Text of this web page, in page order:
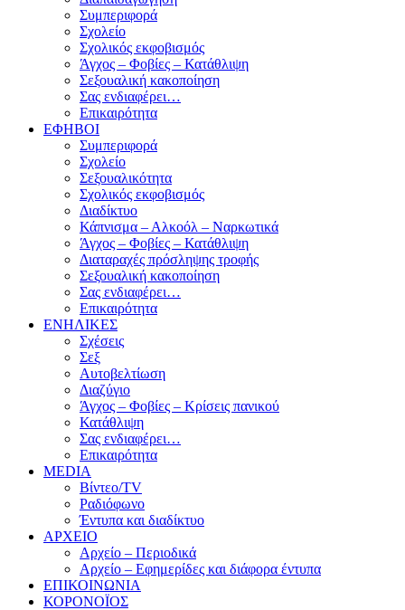
Συμπεριφορά
Σχολείο
Σχολικός εκφοβισμός
Άγχος – Φοβίες – Κατάθλιψη
Σεξουαλική κακοποίηση
Σας ενδιαφέρει…
Επικαιρότητα
ΕΦΗΒΟΙ
Συμπεριφορά
Σχολείο
Σεξουαλικότητα
Σχολικός εκφοβισμός
Διαδίκτυο
Κάπνισμα – Αλκοόλ – Ναρκωτικά
Άγχος – Φοβίες – Κατάθλιψη
Διαταραχές πρόσληψης τροφής
Σεξουαλική κακοποίηση
Σας ενδιαφέρει…
Επικαιρότητα
ΕΝΗΛΙΚΕΣ
Σχέσεις
Σεξ
Αυτοβελτίωση
Διαζύγιο
Άγχος – Φοβίες – Κρίσεις πανικού
Κατάθλιψη
Σας ενδιαφέρει…
Επικαιρότητα
MEDIA
Βίντεο/TV
Ραδιόφωνο
Έντυπα και διαδίκτυο
ΑΡΧΕΙΟ
Αρχείο – Περιοδικά
Αρχείο – Εφημερίδες και διάφορα έντυπα
ΕΠΙΚΟΙΝΩΝΙΑ
ΚΟΡΟΝΟΪΟΣ